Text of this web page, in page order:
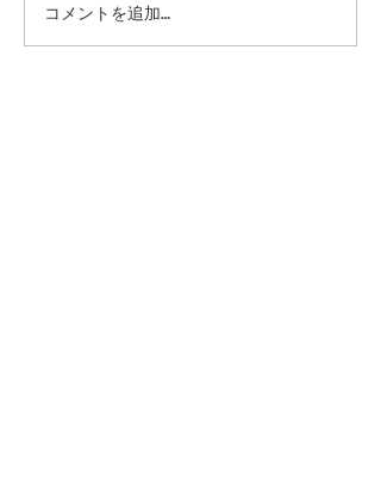
今後のシューリペアにつ
いて｜42ND ROYAL
コメントを追加…